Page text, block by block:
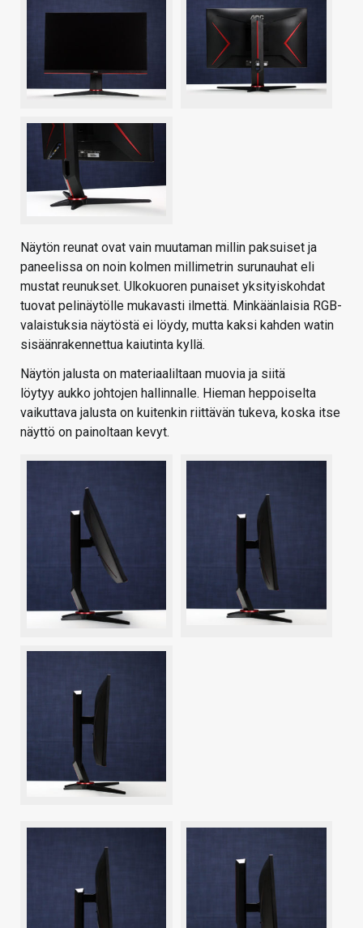
Näytön reunat ovat vain muutaman millin paksuiset ja
paneelissa on noin kolmen millimetrin surunauhat eli
mustat reunukset. Ulkokuoren punaiset yksityiskohdat
tuovat pelinäytölle mukavasti ilmettä. Minkäänlaisia RGB-
valaistuksia näytöstä ei löydy, mutta kaksi kahden watin
sisäänrakennettua kaiutinta kyllä.
Näytön jalusta on materiaaliltaan muovia ja siitä
löytyy aukko johtojen hallinnalle. Hieman heppoiselta
vaikuttava jalusta on kuitenkin riittävän tukeva, koska itse
näyttö on painoltaan kevyt.